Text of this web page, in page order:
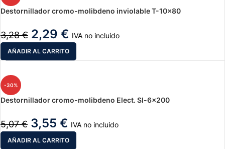
Destornillador cromo-molibdeno inviolable T-10×80
3,28€ 2,29 € IVA no incluido
AÑADIR AL CARRITO
-30%
Destornillador cromo-molibdeno Elect. Sl-6×200
5,07€ 3,55 € IVA no incluido
AÑADIR AL CARRITO